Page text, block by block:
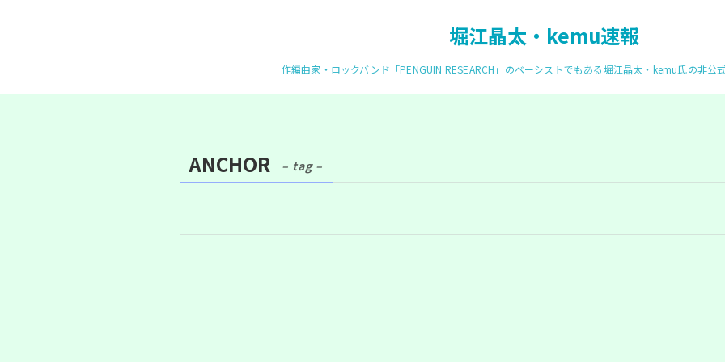
堀江晶太・kemu速報
作編曲家・ロックバンド「PENGUIN RESEARCH」のベーシストでもある堀江晶太・kemu氏の非公
ANCHOR – tag –